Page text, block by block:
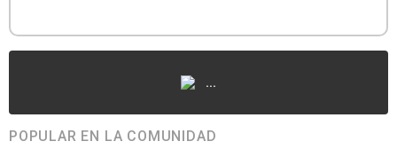
...
POPULAR EN LA COMUNIDAD